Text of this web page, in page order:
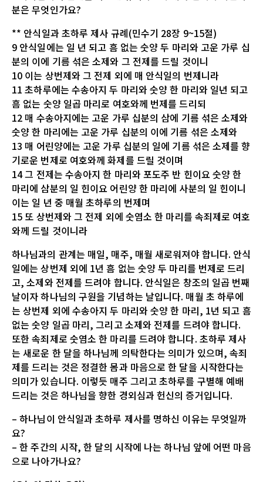
분은 무엇인가요?
** 안식일과 초하루 제사 규례(민수기 28장 9~15절)
9 안식일에는 일 년 되고 흠 없는 숫양 두 마리와 고운 가루 십
분의 이에 기름 섞은 소제와 그 전제를 드릴 것이니
10 이는 상번제와 그 전제 외에 매 안식일의 번제니라
11 초하루에는 수송아지 두 마리와 숫양 한 마리와 일년 되고
흠 없는 숫양 일곱 마리로 여호와께 번제를 드리되
12 매 수송아지에는 고운 가루 십분의 삼에 기름 섞은 소제와
숫양 한 마리에는 고운 가루 십분의 이에 기름 섞은 소제와
13 매 어린양에는 고운 가루 십분의 일에 기름 섞은 소제를 향
기로운 번제로 여호와께 화제를 드릴 것이며
14 그 전제는 수송아지 한 마리와 포도주 반 힌이요 숫양 한
마리에 삼분의 일 힌이요 어린양 한 마리에 사분의 일 힌이니
이는 일 년 중 매월 초하루의 번제며
15 또 상번제와 그 전제 외에 숫염소 한 마리를 속죄제로 여호
와께 드릴 것이니라
하나님과의 관계는 매일, 매주, 매월 새로워져야 합니다. 안식
일에는 상번제 외에 1년 흠 없는 숫양 두 마리를 번제로 드리
고, 소제와 전제를 드려야 합니다. 안식일은 창조의 일곱 번째
날이자 하나님의 구원을 기념하는 날입니다. 매월 초 하루에
는 상번제 외에 수송아지 두 마리와 숫양 한 마리, 1년 되고 흠
없는 숫양 일곱 마리, 그리고 소제와 전제를 드려야 합니다.
또한 속죄제로 숫염소 한 마리를 드려야 합니다. 초하루 제사
는 새로운 한 달을 하나님께 의탁한다는 의미가 있으며, 속죄
제를 드리는 것은 정결한 몸과 마음으로 한 달을 시작한다는
의미가 있습니다. 이렇듯 매주 그리고 초하루를 구별해 예배
드리는 것은 하나님을 향한 경외심과 헌신의 증거입니다.
– 하나님이 안식일과 초하루 제사를 명하신 이유는 무엇일까
요?
– 한 주간의 시작, 한 달의 시작에 나는 하나님 앞에 어떤 마음
으로 나아가나요?